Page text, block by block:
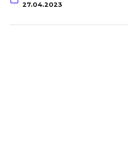
27.04.2023